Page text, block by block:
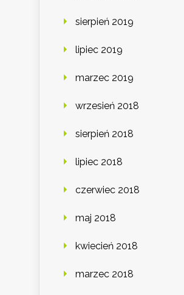
sierpień 2019
lipiec 2019
marzec 2019
wrzesień 2018
sierpień 2018
lipiec 2018
czerwiec 2018
maj 2018
kwiecień 2018
marzec 2018